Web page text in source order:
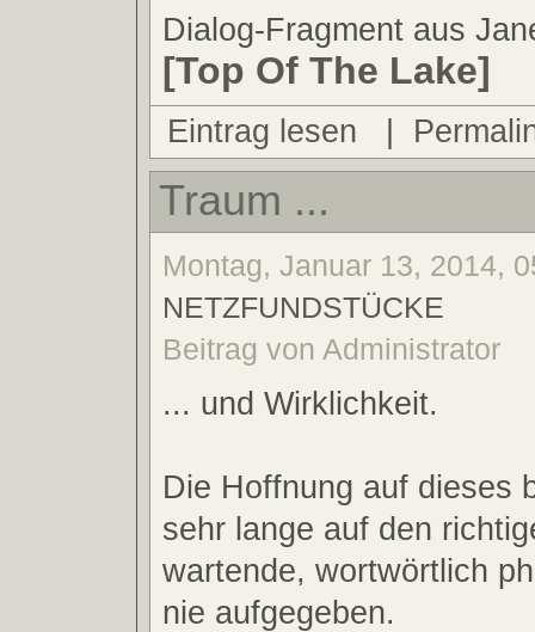
Dialog-Fragment aus
[Top Of The Lake]
Eintrag lesen |
Traum ...
Montag, Januar 13, 2014,
NETZFUNDSTÜCKE
Beitrag von Administrator
... und Wirklichkeit.
Die Hoffnung auf dieses
sehr lange auf den
wartende, wortwörtlich
nie aufgegeben.